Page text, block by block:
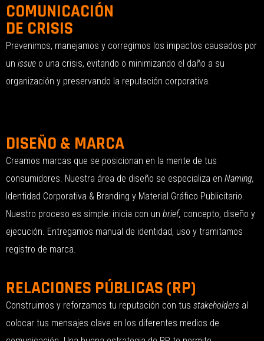
COMUNICACIÓN
DE CRISIS
Prevenimos, manejamos y corregimos los impactos causados ​​por
un issue o una crisis, evitando o minimizando el daño a su
organización y preservando la reputación corporativa.
DISEÑO & MARCA
Creamos marcas que se posicionan en la mente de tus
consumidores. Nuestra área de diseño se especializa en Naming,
Identidad Corporativa & Branding y Material Gráfico Publicitario.
Nuestro proceso es simple: inicia con un brief, concepto, diseño y
ejecución. Entregamos manual de identidad, uso y tramitamos
registro de marca.
RELACIONES PÚBLICAS (RP)
Construimos y reforzamos tu reputación con tus stakeholders al
colocar tus mensajes clave en los diferentes medios de